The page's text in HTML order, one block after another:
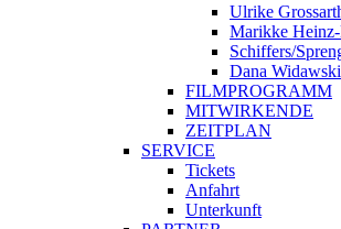
Ulrike
Marikke
Schiffers/
Dana Widawski
FILMPROGRAMM
MITWIRKENDE
ZEITPLAN
SERVICE
Tickets
Anfahrt
Unterkunft